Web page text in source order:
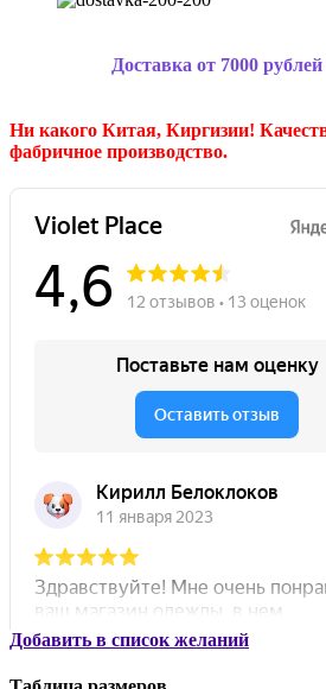
Доставка от 7000
Ни какого Китая, Киргизии!
фабричное производство.
Добавить в список желаний